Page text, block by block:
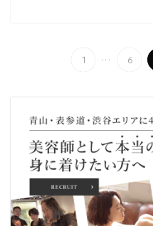
1 ... 6